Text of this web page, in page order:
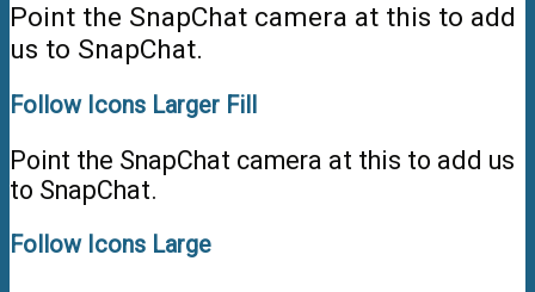
Point the SnapChat camera at this to add
us to SnapChat.
Follow Icons Larger Fill
Point the SnapChat camera at this to add us
to SnapChat.
Follow Icons Large